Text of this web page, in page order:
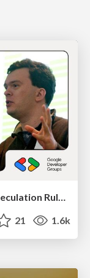
Improving Core Web Vitals using Speculation Rules API
21 1.6k